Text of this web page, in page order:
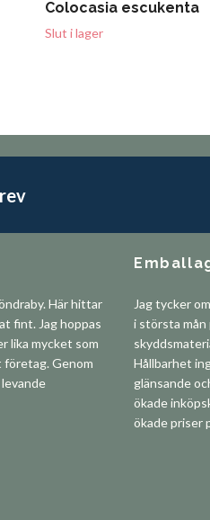
Colocasia escukenta
Slut i lager
Här hittar
fint. Jag hoppas
lika mycket som
Genom
Jag tycker
i största mån
Hållbarhet
glänsande
ökade
ökade priser